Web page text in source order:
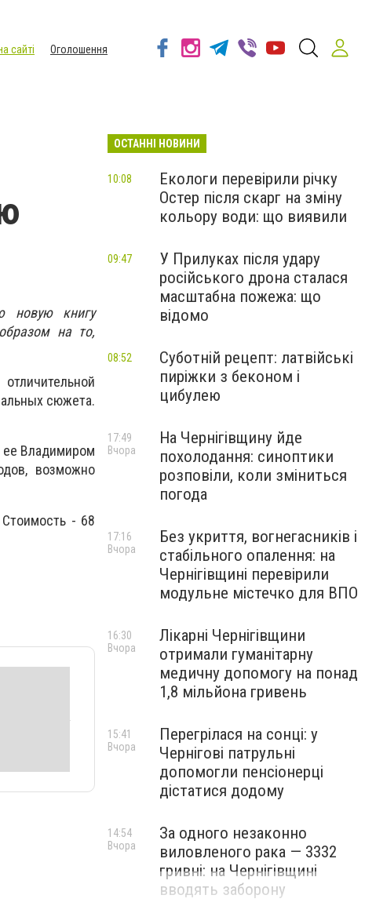
сайті
Оголошення
новую книгу
на то,
сюжета.
ее Владимиром
возможно
- 68
ОСТАННІ НОВИНИ
Екологи перевірили річку
Остер після скарг на зміну
кольору води: що виявили
10:08
У Прилуках після удару
російського дрона сталася
масштабна пожежа: що
відомо
09:47
Суботній рецепт: латвійські
пиріжки з беконом і
цибулею
08:52
На Чернігівщину йде
похолодання: синоптики
розповіли, коли зміниться
погода
17:49
Вчора
Без укриття, вогнегасників і
стабільного опалення: на
Чернігівщині перевірили
модульне містечко для ВПО
17:16
Вчора
Лікарні Чернігівщини
отримали гуманітарну
медичну допомогу на понад
1,8 мільйона гривень
16:30
Вчора
Перегрілася на сонці: у
Чернігові патрульні
допомогли пенсіонерці
дістатися додому
15:41
Вчора
За одного незаконно
виловленого рака — 3332
гривні: на Чернігівщині
вводять заборону
14:54
Вчора